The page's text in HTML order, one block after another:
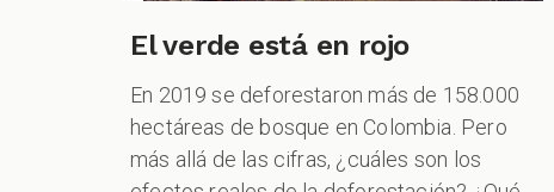
El verde está en rojo
En 2019 se deforestaron más de 158.000
hectáreas de bosque en Colombia. Pero
más allá de las cifras, ¿cuáles son los